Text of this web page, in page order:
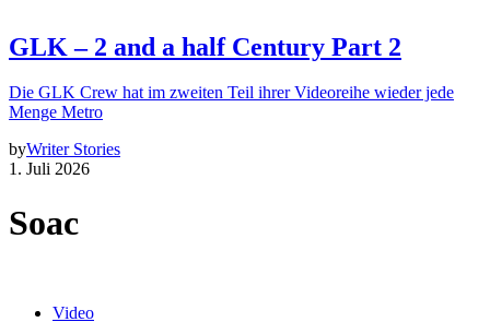
GLK – 2 and a half Century Part 2
Die GLK Crew hat im zweiten Teil ihrer Videoreihe wieder jede
Menge Metro
byWriter Stories
1. Juli 2026
Soac
Video